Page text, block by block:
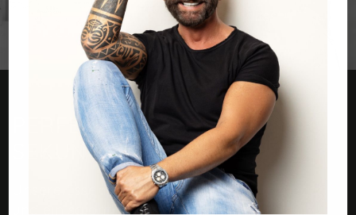
Haarpflege mit hochwertigen Inhaltsstoffen
und professioneller Performance.
PERFEKTES STYLING IN
SEKUNDEN.
Unsere Essentials für sofortigen Halt, Pflege
und ein salonfrisches Finish.